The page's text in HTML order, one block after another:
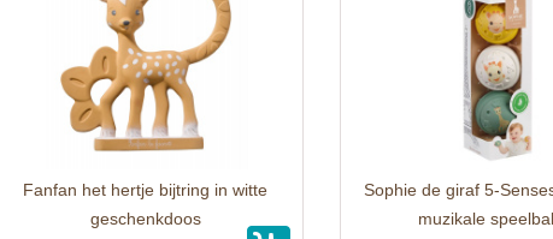
Fanfan het hertje bijtring in witte
geschenkdoos
Sophie de giraf 5-
muzikale